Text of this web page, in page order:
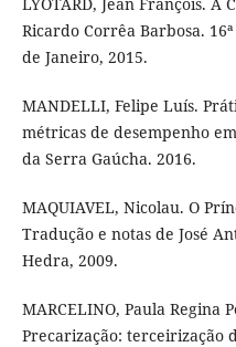
Ricardo Corrêa Barbosa.
de Janeiro, 2015.
MANDELLI, Felipe Luís.
métricas de desempenho
da Serra Gaúcha. 2016.
MAQUIAVEL, Nicolau. O
Tradução e notas de José
Hedra, 2009.
MARCELINO, Paula Regina
Precarização: terceirização